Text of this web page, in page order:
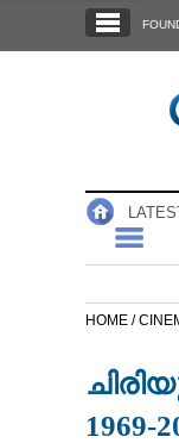
NOTIFIED NEWS
NEWS 360
HOME /
1969-